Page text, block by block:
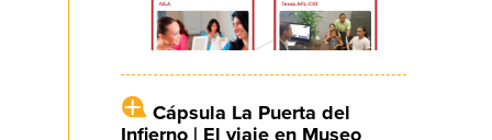
Cápsula La Puerta del
Infierno | El viaje en Museo